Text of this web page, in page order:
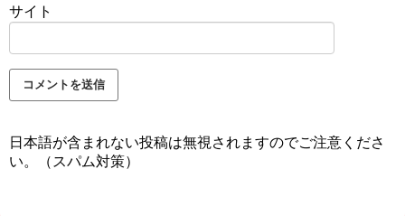
サイト
日本語が含まれない投稿は無視されますのでご注意くださ
い。（スパム対策）